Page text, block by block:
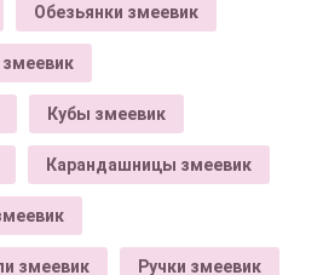
Обезьянки змеевик
Кубы змеевик
Карандашницы змеевик
змеевик Ручки змеевик